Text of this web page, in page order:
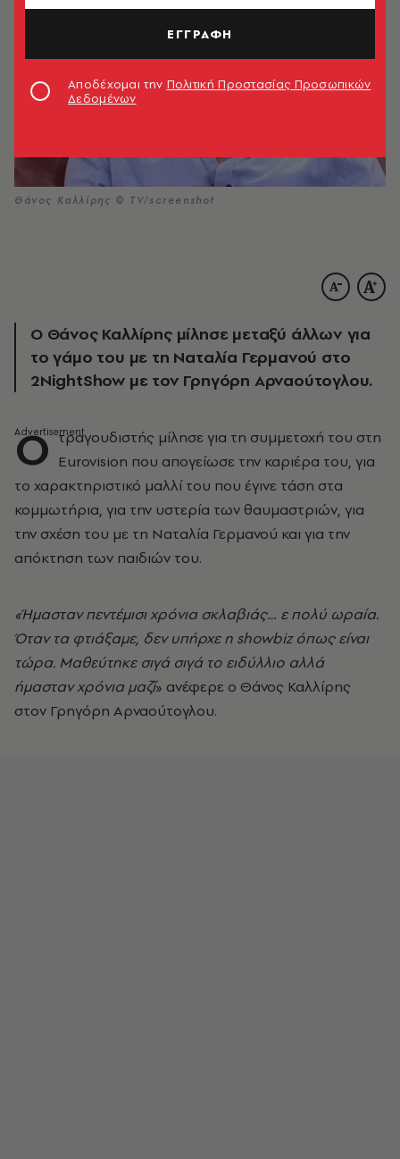
Θάνος Καλλίρης © ΤV/screenshot
Ο Θάνος Καλλίρης μίλησε μεταξύ άλλων για
το γάμο του με τη Ναταλία Γερμανού στο
2NightShow με τον Γρηγόρη Αρναούτογλου.
Ο τραγουδιστής μίλησε για τη συμμετοχή του στη
Eurovision που απογείωσε την καριέρα του, για
το χαρακτηριστικό μαλλί του που έγινε τάση στα
κομμωτήρια, για την υστερία των θαυμαστριών, για
την σχέση του με τη Ναταλία Γερμανού και για την
απόκτηση των παιδιών του.
«Ήμασταν πεντέμισι χρόνια σκλαβιάς… ε πολύ ωραία.
Όταν τα φτιάξαμε, δεν υπήρχε η showbiz όπως είναι
τώρα. Μαθεύτηκε σιγά σιγά το ειδύλλιο αλλά
ήμασταν χρόνια μαζί» ανέφερε ο Θάνος Καλλίρης
στον Γρηγόρη Αρναούτογλου.
ΕΓΓΡΑΦΗ
Αποδέχομαι την Πολιτική Προστασίας Προσωπικών
Δεδομένων